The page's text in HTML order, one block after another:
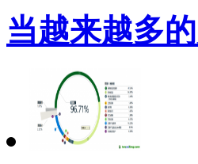
当越来越多